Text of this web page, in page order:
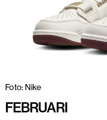
Foto: Nike
FEBRUARI